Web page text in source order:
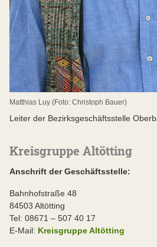
Matthias Luy (Foto: Christoph Bauer)
Leiter der Bezirksgeschäftsstelle
Kreisgruppe Altötting
Anschrift der Geschäftsstelle:
Bahnhofstraße 48
84503 Altötting
Tel: 08671 – 507 40 17
E-Mail: Kreisgruppe Altötting